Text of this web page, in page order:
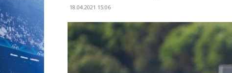
18.04.2021 15:06